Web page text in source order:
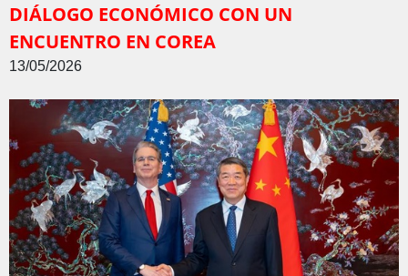
DIÁLOGO ECONÓMICO CON UN
ENCUENTRO EN COREA
13/05/2026